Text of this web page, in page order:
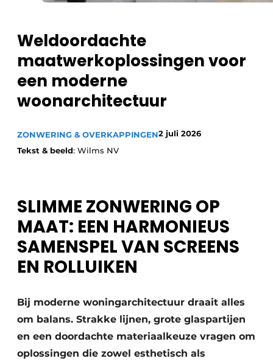
Weldoordachte
maatwerkoplossingen voor
een moderne
woonarchitectuur
ZONWERING & OVERKAPPINGEN2 juli 2026
Tekst & beeld: Wilms NV
SLIMME ZONWERING OP
MAAT: EEN HARMONIEUS
SAMENSPEL VAN SCREENS
EN ROLLUIKEN
Bij moderne woningarchitectuur draait alles
om balans. Strakke lijnen, grote glaspartijen
en een doordachte materiaalkeuze vragen om
oplossingen die zowel esthetisch als